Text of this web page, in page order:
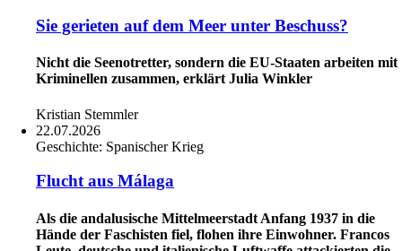
Sie gerieten auf dem Meer unter Beschuss?
Nicht die Seenotretter, sondern die EU-Staaten arbeiten mit
Kriminellen zusammen, erklärt Julia Winkler
Kristian Stemmler
22.07.2026
Geschichte: Spanischer Krieg
Flucht aus Málaga
Als die andalusische Mittelmeerstadt Anfang 1937 in die
Hände der Faschisten fiel, flohen ihre Einwohner. Francos